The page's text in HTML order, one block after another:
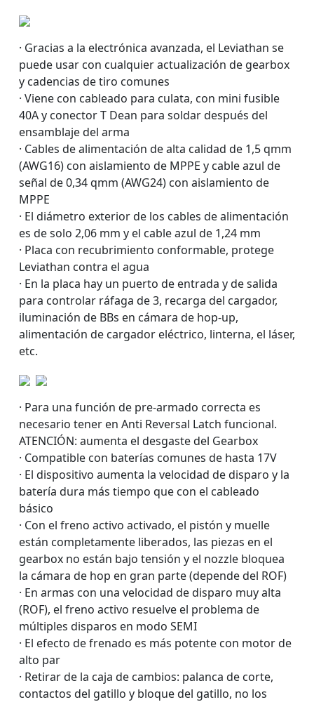
· Gracias a la electrónica avanzada, el Leviathan se
puede usar con cualquier actualización de gearbox
y cadencias de tiro comunes
· Viene con cableado para culata, con mini fusible
40A y conector T Dean para soldar después del
ensamblaje del arma
· Cables de alimentación de alta calidad de 1,5 qmm
(AWG16) con aislamiento de MPPE y cable azul de
señal de 0,34 qmm (AWG24) con aislamiento de
MPPE
· El diámetro exterior de los cables de alimentación
es de solo 2,06 mm y el cable azul de 1,24 mm
· Placa con recubrimiento conformable, protege
Leviathan contra el agua
· En la placa hay un puerto de entrada y de salida
para controlar ráfaga de 3, recarga del cargador,
iluminación de BBs en cámara de hop-up,
alimentación de cargador eléctrico, linterna, el láser,
etc.
· Para una función de pre-armado correcta es
necesario tener en Anti Reversal Latch funcional.
ATENCIÓN: aumenta el desgaste del Gearbox
· Compatible con baterías comunes de hasta 17V
· El dispositivo aumenta la velocidad de disparo y la
batería dura más tiempo que con el cableado
básico
· Con el freno activo activado, el pistón y muelle
están completamente liberados, las piezas en el
gearbox no están bajo tensión y el nozzle bloquea
la cámara de hop en gran parte (depende del ROF)
· En armas con una velocidad de disparo muy alta
(ROF), el freno activo resuelve el problema de
múltiples disparos en modo SEMI
· El efecto de frenado es más potente con motor de
alto par
· Retirar de la caja de cambios: palanca de corte,
contactos del gatillo y bloque del gatillo, no los